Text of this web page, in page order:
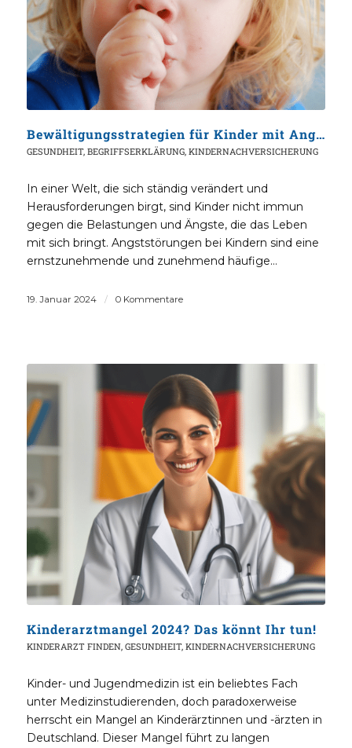
Bewältigungsstrategien für Kinder mit Angststörungen
GESUNDHEIT, BEGRIFFSERKLÄRUNG, KINDERNACHVERSICHERUNG
In einer Welt, die sich ständig verändert und
Herausforderungen birgt, sind Kinder nicht immun
gegen die Belastungen und Ängste, die das Leben
mit sich bringt. Angststörungen bei Kindern sind eine
ernstzunehmende und zunehmend häufige…
19. Januar 2024 / 0 Kommentare
Kinderarztmangel 2024? Das könnt Ihr tun!
KINDERARZT FINDEN, GESUNDHEIT, KINDERNACHVERSICHERUNG
Kinder- und Jugendmedizin ist ein beliebtes Fach
unter Medizinstudierenden, doch paradoxerweise
herrscht ein Mangel an Kinderärztinnen und -ärzten in
Deutschland. Dieser Mangel führt zu langen